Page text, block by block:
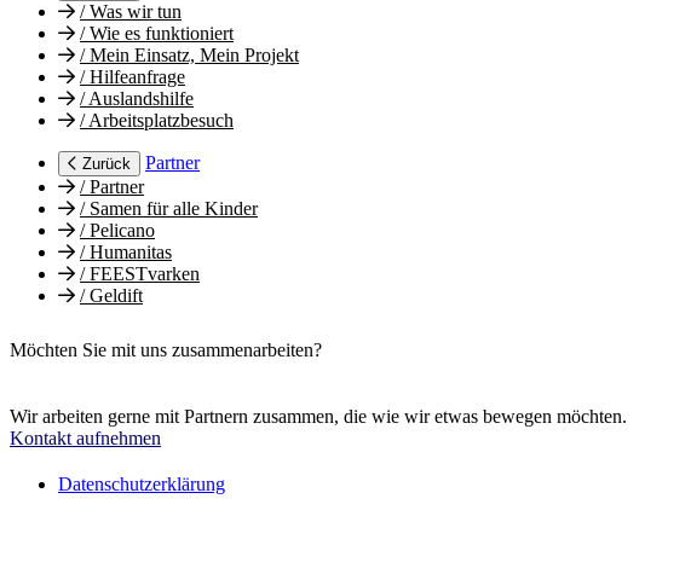
/Was wir tun
/Wie es funktioniert
/Mein Einsatz, Mein Projekt
/Hilfeanfrage
/Auslandshilfe
/Arbeitsplatzbesuch
Zurück
Partner
/Partner
/Samen für alle Kinder
/Pelicano
/Humanitas
/FEESTvarken
/Geldift
Möchten Sie mit uns zusammenarbeiten?
Wir arbeiten gerne mit Partnern zusammen, die wie wir etwas bewegen möchten.
Kontakt aufnehmen
Datenschutzerklärung